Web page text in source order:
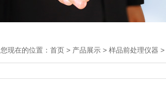
您现在的位置： 首页 > 产品展示 > 样品前处理仪器 >